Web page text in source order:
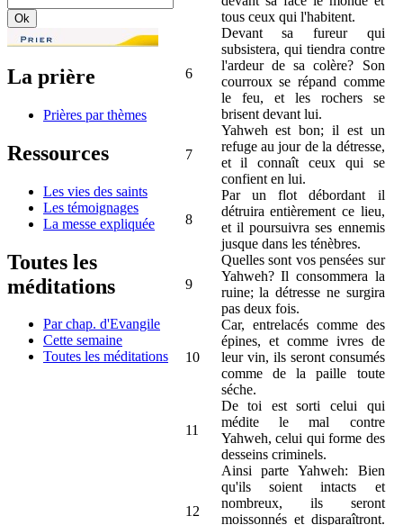
La prière
Prières par thèmes
Ressources
Les vies des saints
Les témoignages
La messe expliquée
Toutes les
méditations
Par chap. d'Evangile
Cette semaine
Toutes les méditations
tous ceux qui l'habitent.
6
Devant sa fureur qui
subsistera, qui tiendra contre
l'ardeur de sa colère? Son
courroux se répand comme
le feu, et les rochers se
brisent devant lui.
7
Yahweh est bon; il est un
refuge au jour de la détresse,
et il connaît ceux qui se
confient en lui.
8
Par un flot débordant il
détruira entièrement ce lieu,
et il poursuivra ses ennemis
jusque dans les ténèbres.
9
Quelles sont vos pensées sur
Yahweh? Il consommera la
ruine; la détresse ne surgira
pas deux fois.
10
Car, entrelacés comme des
épines, et comme ivres de
leur vin, ils seront consumés
comme de la paille toute
séche.
11
De toi est sorti celui qui
médite le mal contre
Yahweh, celui qui forme des
desseins criminels.
12
Ainsi parte Yahweh: Bien
qu'ils soient intacts et
nombreux, ils seront
moissonnés et disparaîtront.